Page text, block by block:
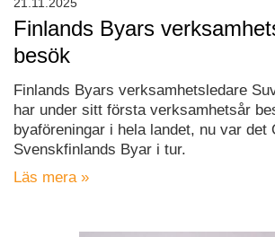
Finlands Byars
besök
Finlands Byars verksamhetsledare
har under sitt första verksamhetsår
byaföreningar i hela landet, nu var det
Svenskfinlands Byar i tur.
Läs mera »
21.11.2025